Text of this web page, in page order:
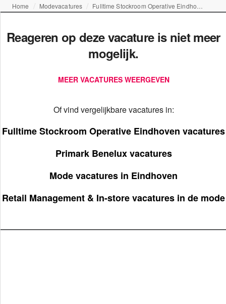
Home Modevacatures
Reageren op deze vacature is niet meer
mogelijk.
MEER VACATURES WEERGEVEN
Of vind vergelijkbare vacatures in:
Fulltime Stockroom Operative Eindhoven vacatures
Primark Benelux vacatures
Mode vacatures in Eindhoven
Retail Management & In-store vacatures in de mode